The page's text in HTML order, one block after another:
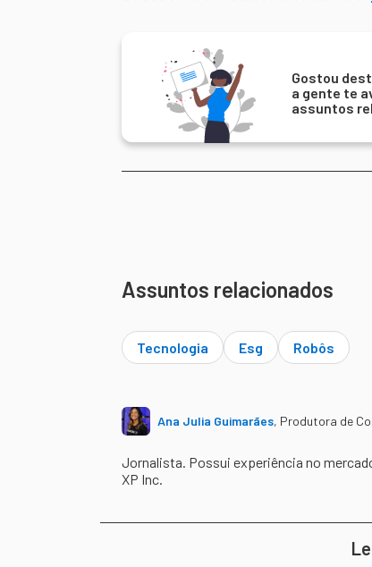
Gostou
a gente te
assuntos
Assuntos relacionados
Tecnologia Esg Robôs
Ana Julia Guimarães, Produtora de
Jornalista. Possui experiência no
XP Inc.